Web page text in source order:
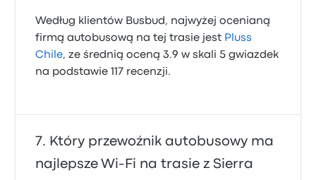
Według klientów Busbud, najwyżej ocenianą
firmą autobusową na tej trasie jest Pluss
Chile, ze średnią oceną 3.9 w skali 5 gwiazdek
na podstawie 117 recenzji.
Który przewoźnik autobusowy ma
najlepsze Wi‑Fi na trasie z Sierra